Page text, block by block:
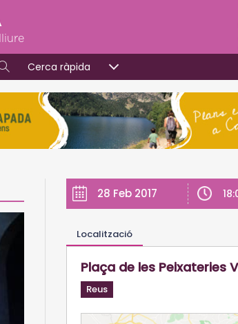
Cerca ràpida
28 Feb 2017
Localització
Plaça de les Peixateries
Reus